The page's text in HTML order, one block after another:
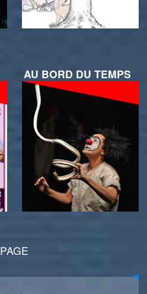
AU BORD DU TEMPS
PAGE